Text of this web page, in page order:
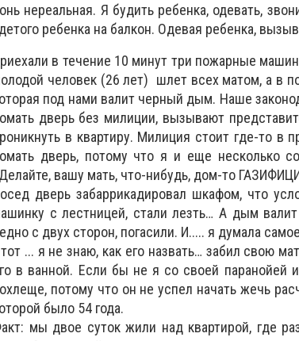
нереальная. Я будить ребенка, одевать,
ребенка на балкон. Одевая ребенка,
в течение 10 минут три пожарные
человек (26 лет) шлет всех матом, а в
под нами валит черный дым. Наше
дверь без милиции, вызывают
в квартиру. Милиция стоит где-то в
дверь, потому что я и еще несколько
вашу мать, что-нибудь, дом-то
дверь забаррикадировал шкафом, что
с лестницей, стали лезть… А дым
с двух сторон, погасили. И..... я думала
... я не знаю, как его назвать… забил свою
в ванной. Если бы не я со своей
потому что он не успел начать жечь
было 54 года.
мы двое суток жили над квартирой, где